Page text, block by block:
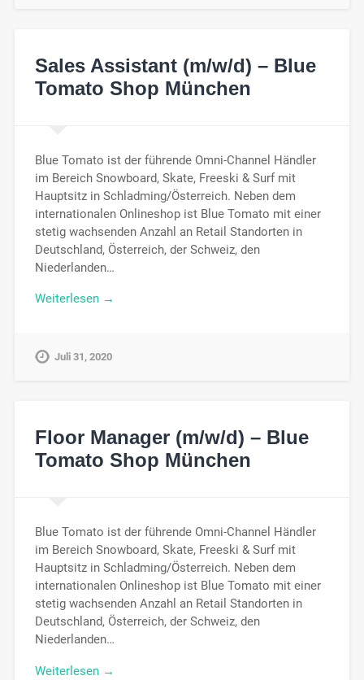
Sales Assistant (m/w/d) – Blue
Tomato Shop München
Blue Tomato ist der führende Omni-Channel Händler
im Bereich Snowboard, Skate, Freeski & Surf mit
Hauptsitz in Schladming/Österreich. Neben dem
internationalen Onlineshop ist Blue Tomato mit einer
stetig wachsenden Anzahl an Retail Standorten in
Deutschland, Österreich, der Schweiz, den
Niederlanden…
Weiterlesen →
Juli 31, 2020
Floor Manager (m/w/d) – Blue
Tomato Shop München
Blue Tomato ist der führende Omni-Channel Händler
im Bereich Snowboard, Skate, Freeski & Surf mit
Hauptsitz in Schladming/Österreich. Neben dem
internationalen Onlineshop ist Blue Tomato mit einer
stetig wachsenden Anzahl an Retail Standorten in
Deutschland, Österreich, der Schweiz, den
Niederlanden…
Weiterlesen →